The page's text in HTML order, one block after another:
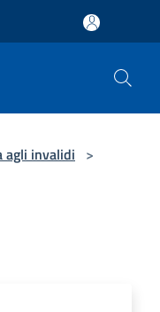
agli invalidi >